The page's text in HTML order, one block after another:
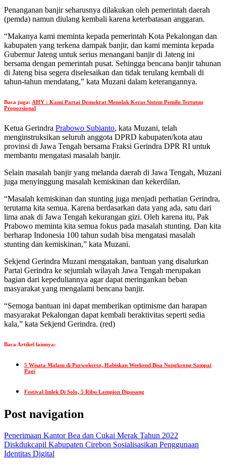
Penanganan banjir seharusnya dilakukan oleh pemerintah daerah
(pemda) namun diulang kembali karena keterbatasan anggaran.
“Makanya kami meminta kepada pemerintah Kota Pekalongan dan
kabupaten yang terkena dampak banjir, dan kami meminta kepada
Gubernur Jateng untuk serius menangani banjir di Jateng ini
bersama dengan pemerintah pusat. Sehingga bencana banjir tahunan
di Jateng bisa segera diselesaikan dan tidak terulang kembali di
tahun-tahun mendatang,” kata Muzani dalam keterangannya.
Baca juga: AHY : Kami Partai Demokrat Menolak Keras Sistem Pemilu Tertutup
Proporsional
Ketua Gerindra Prabowo Subianto, kata Muzani, telah
menginstruksikan seluruh anggota DPRD kabupaten/kota atau
provinsi di Jawa Tengah bersama Fraksi Gerindra DPR RI untuk
membantu mengatasi masalah banjir.
Selain masalah banjir yang melanda daerah di Jawa Tengah, Muzani
juga menyinggung masalah kemiskinan dan kekerdilan.
“Masalah kemiskinan dan stunting juga menjadi perhatian Gerindra,
terutama kita semua. Karena berdasarkan data yang ada, satu dari
lima anak di Jawa Tengah kekurangan gizi. Oleh karena itu, Pak
Prabowo meminta kita semua fokus pada masalah stunting. Dan kita
berharap Indonesia 100 tahun sudah bisa mengatasi masalah
stunting dan kemiskinan,” kata Muzani.
Sekjend Gerindra Muzani mengatakan, bantuan yang disalurkan
Partai Gerindra ke sejumlah wilayah Jawa Tengah merupakan
bagian dari kepeduliannya agar dapat meringankan beban
masyarakat yang mengalami bencana banjir.
“Semoga bantuan ini dapat memberikan optimisme dan harapan
masyarakat Pekalongan dapat kembali beraktivitas seperti sedia
kala,” kata Sekjend Gerindra. (red)
Baca Artikel lainnya:
5 Wisata Malam di Purwokerto, Habiskan Weekend Bisa Nongkrong Sampai
Pagi
Festival Imlek Di Solo, 5 Ribu Lampion Dipasang
Post navigation
Penerimaan Kantor Bea dan Cukai Merak Tahun 2022
Diskdukcapil Kabupaten Cirebon Sosialisasikan Penggunaan
Identitas Digital